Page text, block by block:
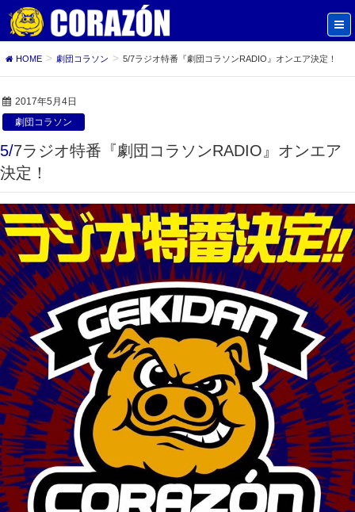
HOME 劇団コラソン 5/7ラジオ特番『劇団コラソンRADIO』オンエア決定！
2017年5月4日
劇団コラソン
5/7ラジオ特番『劇団コラソンRADIO』オンエア
決定！